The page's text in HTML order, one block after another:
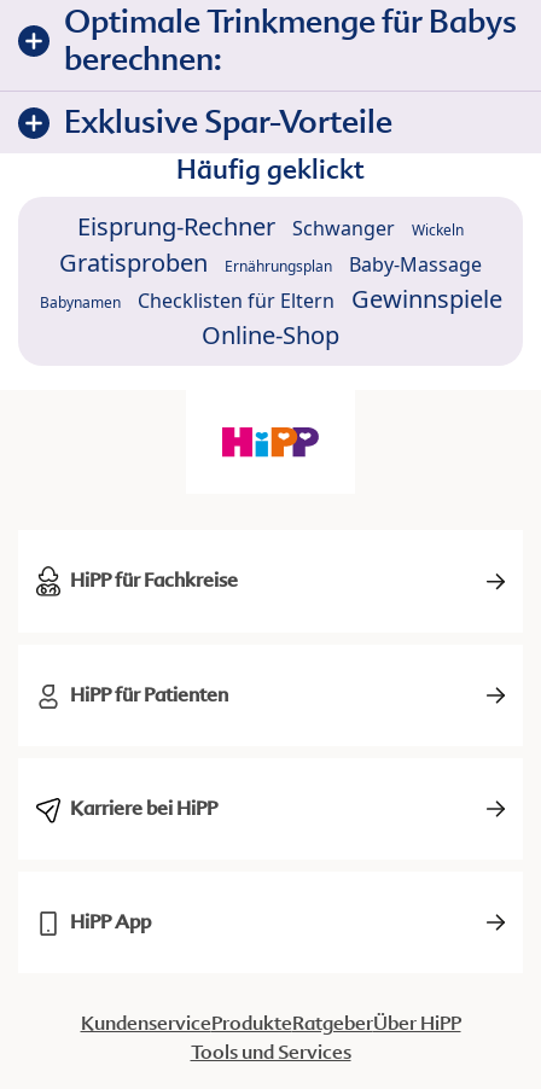
Optimale Trinkmenge für Babys
berechnen:
Exklusive Spar-Vorteile
Häufig geklickt
Eisprung-Rechner Schwanger Wickeln
Gratisproben Ernährungsplan Baby-Massage
Babynamen Checklisten für Eltern
Gewinnspiele
Online-Shop
HiPP für Fachkreise
HiPP für Patienten
Karriere bei HiPP
HiPP App
KundenserviceProdukteRatgeberÜber HiPP
Tools und Services